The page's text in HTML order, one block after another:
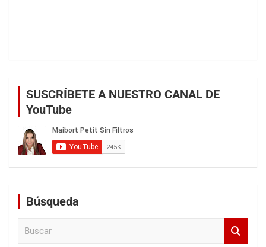
SUSCRÍBETE A NUESTRO CANAL DE
YouTube
Búsqueda